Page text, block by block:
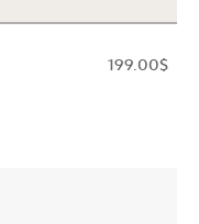
$199.00